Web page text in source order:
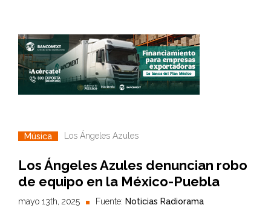
Música Los Ángeles Azules
Los Ángeles Azules denuncian robo
de equipo en la México-Puebla
mayo 13th, 2025 Fuente: Noticias Radiorama